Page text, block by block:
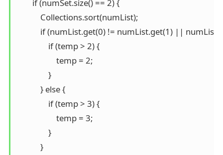
        if (numSet.size() == 2) {
            Collections.sort(numList);
if (numList.get(0) != numList.get(1) ||
                if (temp > 2) {
                    temp = 2;
                }
            } else {
                if (temp > 3) {
                    temp = 3;
                }
            }